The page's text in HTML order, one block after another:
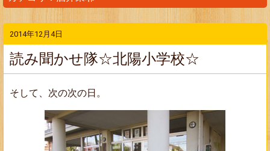
2014年12月4日
読み聞かせ隊☆北陽小学校☆
そして、次の次の日。